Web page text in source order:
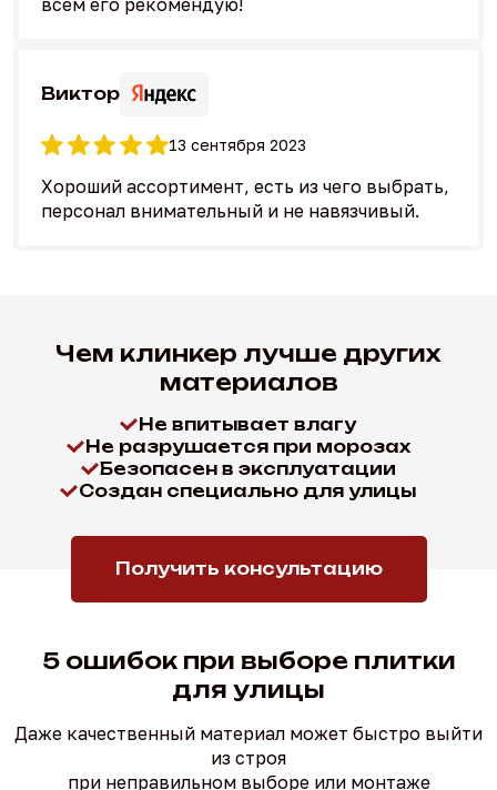
Виктор
13 сентября 2023
Хороший ассортимент, есть из чего выбрать,
персонал внимательный и не навязчивый.
Чем клинкер лучше других
материалов
Не впитывает влагу
Не разрушается при морозах
Безопасен в эксплуатации
Создан специально для улицы
Получить консультацию
5 ошибок при выборе плитки
для улицы
Даже качественный материал может быстро выйти
из строя
при неправильном выборе или монтаже